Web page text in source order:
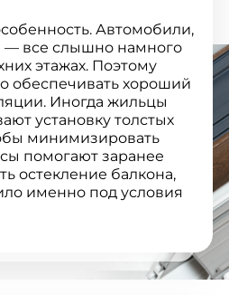
Автомобили,
— все слышно намного
этажах. Поэтому
обеспечивать хороший
Иногда жильцы
установку толстых
минимизировать
помогают заранее
остекление балкона,
именно под условия